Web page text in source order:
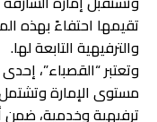
تقيمها احتفاءً بهذه
والترفيهية التابعة لها.
وتعتبر “القصباء”،
مستوى الإمارة
ترفيهية وخدمية،